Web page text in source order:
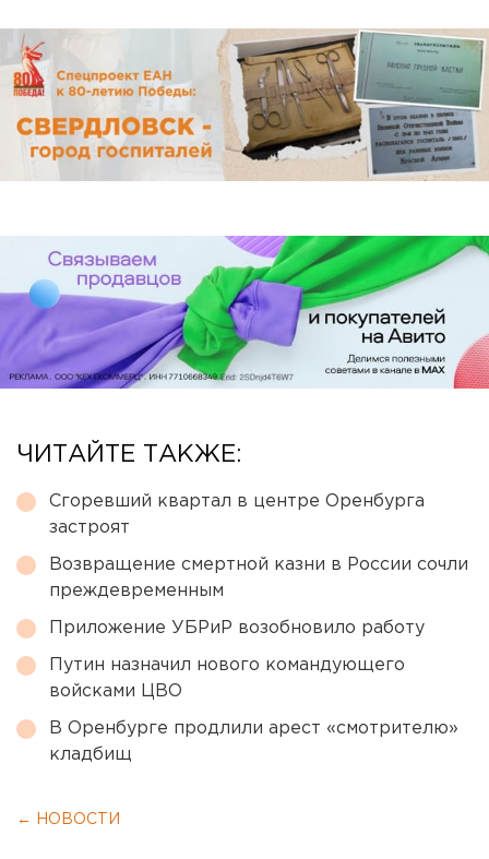
ЧИТАЙТЕ ТАКЖЕ:
Сгоревший квартал в центре Оренбурга
застроят
Возвращение смертной казни в России сочли
преждевременным
Приложение УБРиР возобновило работу
Путин назначил нового командующего
войсками ЦВО
В Оренбурге продлили арест «смотрителю»
кладбищ
← НОВОСТИ